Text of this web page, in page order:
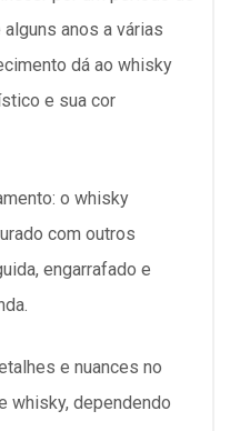
anos a várias
dá ao whisky
e sua cor
o whisky
com outros
engarrafado e
e nuances no
whisky, dependendo